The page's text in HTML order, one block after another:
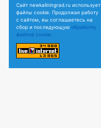
Сайт newkaliningrad.ru использует
файлы cookie. Продолжая работу
с сайтом, вы соглашаетесь на
сбор и последующую обработку
файлов cookie.